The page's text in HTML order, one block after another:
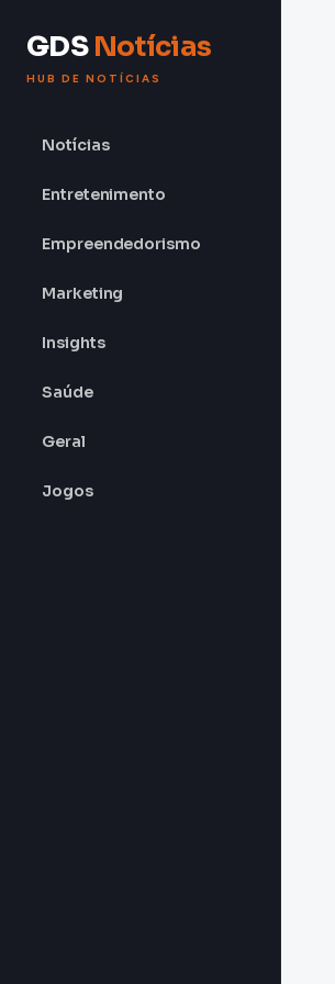
GDSNotícias
HUB DE NOTÍCIAS
Notícias
Entretenimento
Empreendedorismo
Marketing
Insights
Saúde
Geral
Jogos